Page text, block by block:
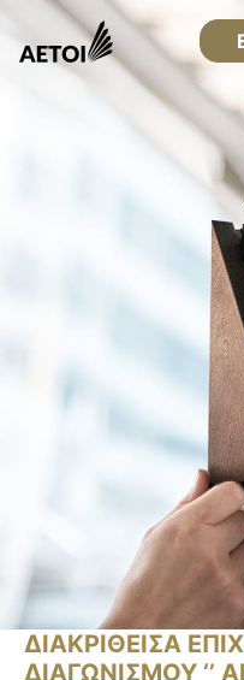
ΔΙΑΚΡΙΘΕΙΣΑ
ΔΙΑΓΩΝΙΣΜΟΥ ‘’